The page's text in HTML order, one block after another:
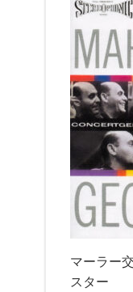
マーラー
スター